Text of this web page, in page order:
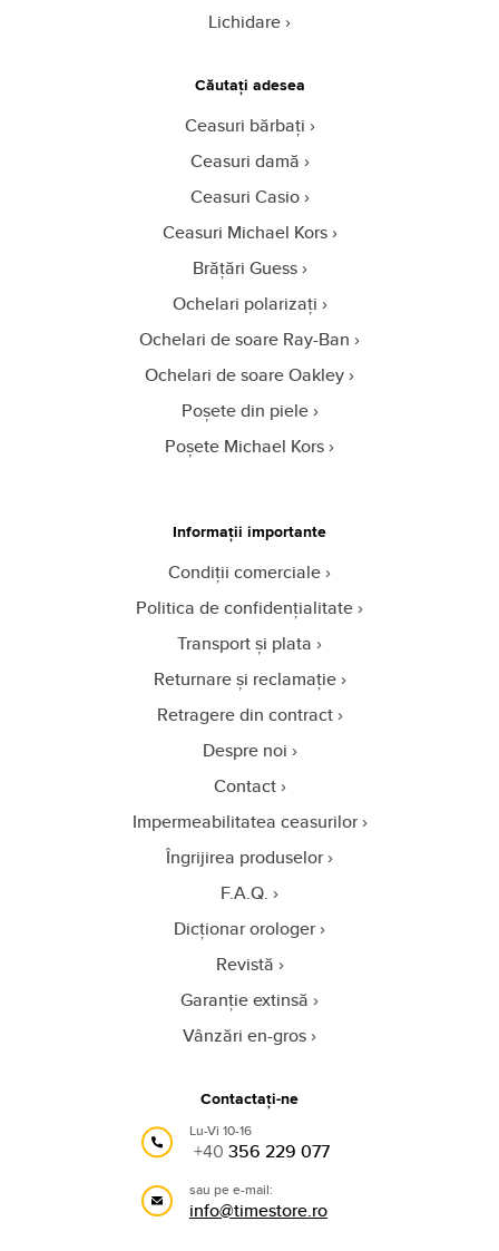
Lichidare
Căutați adesea
Ceasuri bărbați
Ceasuri damă
Ceasuri Casio
Ceasuri Michael Kors
Brățări Guess
Ochelari polarizați
Ochelari de soare Ray-Ban
Ochelari de soare Oakley
Poșete din piele
Poșete Michael Kors
Informații importante
Condiții comerciale
Politica de confidențialitate
Transport și plata
Returnare și reclamație
Retragere din contract
Despre noi
Contact
Impermeabilitatea ceasurilor
Îngrijirea produselor
F.A.Q.
Dicționar orologer
Revistă
Garanție extinsă
Vânzări en-gros
Contactați-ne
Lu-Vi 10-16
+40 356 229 077
sau pe e-mail:
info@timestore.ro